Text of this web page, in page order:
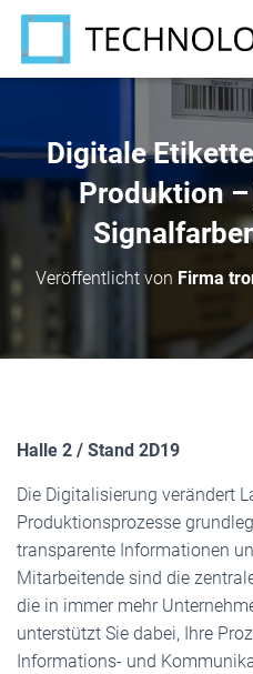
Digitale
Produktion
Veröffentlicht von Firma
Halle 2 / Stand 2D19
Die Digitalisierung verändert
Produktionsprozesse
transparente Informationen
Mitarbeitende sind die
die in immer mehr
unterstützt Sie dabei, Ihre
Informations- und